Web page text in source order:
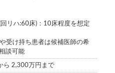
回リハ:60床)：10床程度を想定
受け持ち患者は候補医師の希
談可能
ら 2,300万円まで